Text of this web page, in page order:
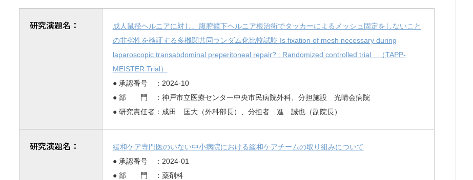
研究演題名：
成人鼠径ヘルニアに対し、腹腔鏡下ヘルニア根治術でタッカーによるメッシュ固定をしないこと
の非劣性を検証する多機関共同ランダム化比較試験 Is fixation of mesh necessary during
laparoscopic transabdominal preperitoneal repair? : Randomized controlled trial （TAPP-
MEISTER Trial）
● 承認番号 ：2024-10
● 部 門 ：神戸市立医療センター中央市民病院外科、分担施設 光晴会病院
● 研究責任者：成田 匡大（外科部長）、分担者 進 誠也（副院長）
研究演題名：
緩和ケア専門医のいない中小病院における緩和ケアチームの取り組みについて
● 承認番号 ：2024-01
● 部 門 ：薬剤科